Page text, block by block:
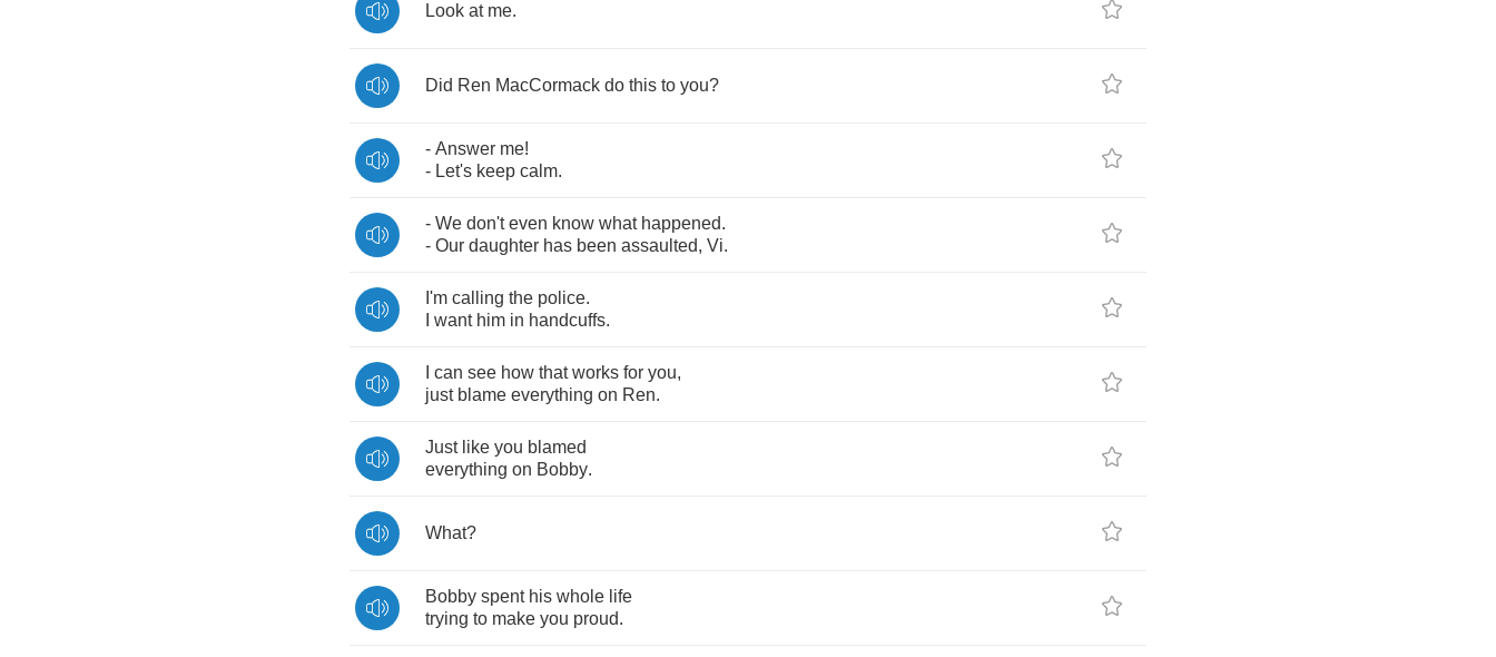
Look at me.
Did Ren MacCormack do this to you?
- Answer me!
- Let's keep calm.
- We don't even know what happened.
- Our daughter has been assaulted, Vi.
I'm calling the police.
want him in handcuffs.
can see how that works for you,
just blame everything on Ren.
Just like you blamed
everything on Bobby.
What?
Bobby spent his whole life
trying to make you proud.